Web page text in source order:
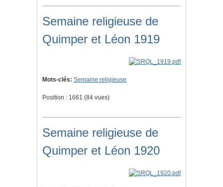
Semaine religieuse de
Quimper et Léon 1919
Mots-clés: Semaine religieuse
Position : 1661 (84 vues)
Semaine religieuse de
Quimper et Léon 1920